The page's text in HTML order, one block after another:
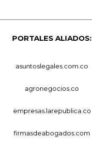
PORTALES ALIADOS:
asuntoslegales.com.co
agronegocios.co
empresas.larepublica.co
firmasdeabogados.com